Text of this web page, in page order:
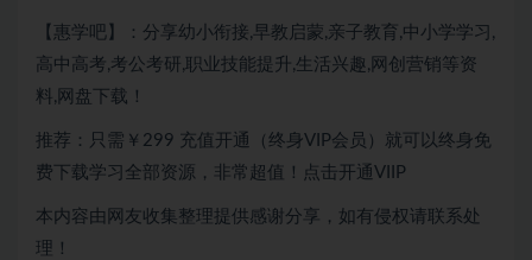
【惠学吧】：分享幼小衔接,早教启蒙,亲子教育,中小学学习,
高中高考,考公考研,职业技能提升,生活兴趣,网创营销等资
料,网盘下载！
推荐：只需￥299 充值开通（终身VIP会员）就可以终身免
费下载学习全部资源，非常超值！点击开通VIIP
本内容由网友收集整理提供感谢分享，如有侵权请联系处
理！